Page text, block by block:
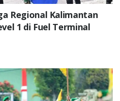
Regional Kalimantan
1 di Fuel Terminal